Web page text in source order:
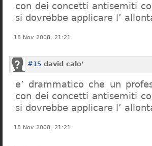
con dei concetti antisemiti
si dovrebbe applicare l’
18 Nov 2008, 21:21
#15 david calo’
e’ drammatico che un
con dei concetti antisemiti
si dovrebbe applicare l’
18 Nov 2008, 21:21